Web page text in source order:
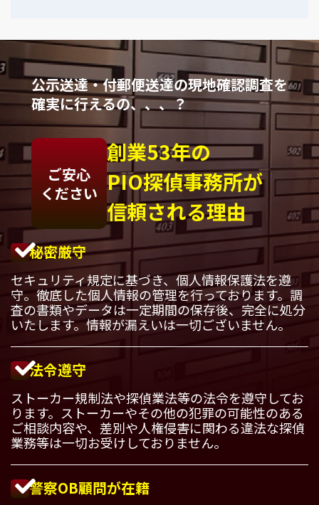
公示送達・付郵便送達の現地確認調査を
確実に行えるの、、、？
ご安心
ください
創業53年の
PIO探偵事務所が
信頼される理由
秘密厳守
セキュリティ規定に基づき、個人情報保護法を遵
守。徹底した個人情報の管理を行っております。調
査の書類やデータは一定期間の保存後、完全に処分
いたします。情報が漏えいは一切ございません。
法令遵守
ストーカー規制法や探偵業法等の法令を遵守してお
ります。ストーカーやその他の犯罪の可能性のある
ご相談内容や、差別や人権侵害に関わる違法な探偵
業務等は一切お受けしておりません。
警察OB顧問が在籍